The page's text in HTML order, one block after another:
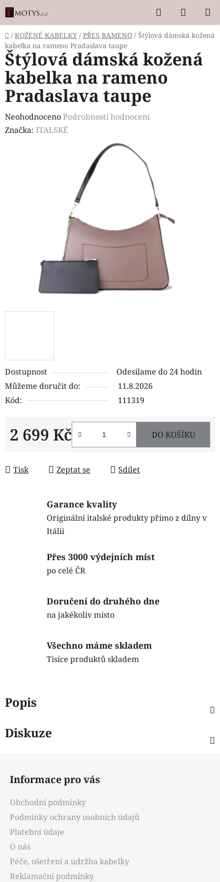
Přejít
na
obsah
Hledat
KOŠÍK
Domů
/ KOŽENÉ KABELKY / PŘES RAMENO / Štýlová dámská kožená
kabelka na rameno Pradaslava taupe
Dostupnost
Odesilame do 24 hodin
Můžeme doručit do:
11.8.2026
Kód:
111319
2 699 Kč DO KOŠÍKU
Tisk Zeptat se Sdílet
Štýlová dámská kožená
kabelka na rameno
Pradaslava taupe
Průměrné
hodnocení
NeohodnocenoPodrobnosti hodnocení
Značka: ITALSKÉ
Garance kvality
Originální italské produkty přímo z dílny v
Itálii
Přes 3000 výdejních míst
po celé ČR
Doručení do druhého dne
na jakékoliv místo
Všechno máme skladem
Tisíce produktů skladem
Popis
Diskuze
Informace pro vás
Obchodní podmínky
Podmínky ochrany osobních údajů
Platební údaje
O nás
Péče, ošetření a údržba kabelky
Reklamační podmínky